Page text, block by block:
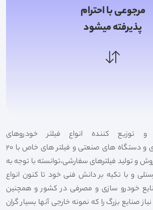
مرجوعی با احترام
پذیرفته میشود
توزیع کننده انواع فیلتر خودروهای
سواری،سنگین،راهسازی و دستگاه های صنعتی و فیلتر های خاص با 20
و تولید فیلترهای سفارشی،توانسته با توجه به
و با تکیه بر دانش فنی خود تا کنون انواع
خودرو سازی و مصرفی در کشور و همچنین
صنایع بزرگ را که نمونه خارجی آنها بسیار گران